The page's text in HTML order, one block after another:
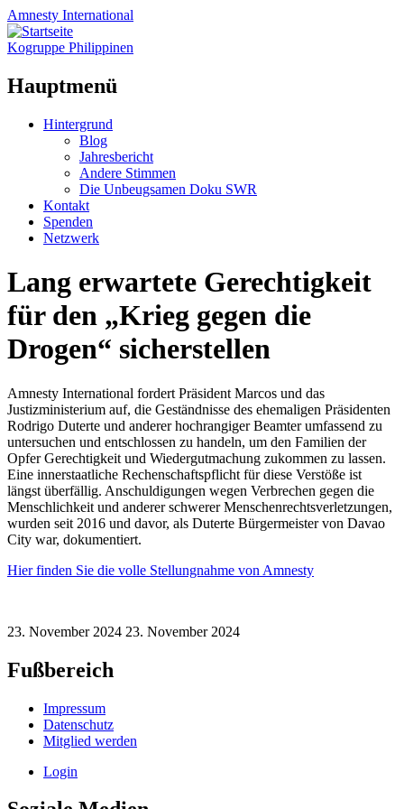
Amnesty International
Kogruppe Philippinen
Hauptmenü
Zum
Hintergrund
Blog
Jahresbericht
Andere Stimmen
Die Unbeugsamen Doku SWR
Kontakt
Spenden
Netzwerk
Lang erwartete Gerechtigkeit
für den „Krieg gegen die
Drogen“ sicherstellen
Amnesty International fordert Präsident Marcos und das
Justizministerium auf, die Geständnisse des ehemaligen Präsidenten
Rodrigo Duterte und anderer hochrangiger Beamter umfassend zu
untersuchen und entschlossen zu handeln, um den Familien der
Opfer Gerechtigkeit und Wiedergutmachung zukommen zu lassen.
Eine innerstaatliche Rechenschaftspflicht für diese Verstöße ist
längst überfällig. Anschuldigungen wegen Verbrechen gegen die
Menschlichkeit und anderer schwerer Menschenrechtsverletzungen,
wurden seit 2016 und davor, als Duterte Bürgermeister von Davao
City war, dokumentiert.
Hier finden Sie die volle Stellungnahme von Amnesty
23. November 2024 23. November 2024
Fußbereich
Impressum
Datenschutz
Mitglied werden
Login